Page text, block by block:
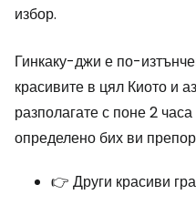
избор.
Гинкаку-джи е по-
красивите в цял Киото и
разполагате с поне 2
определено бих ви
👉 Други красиви